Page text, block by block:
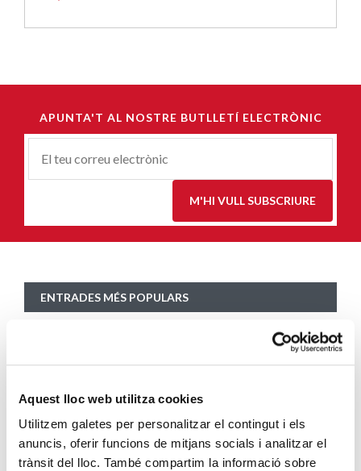
Aquest lloc web utilitza cookies
Utilitzem galetes per personalitzar el contingut i els
anuncis, oferir funcions de mitjans socials i analitzar el
trànsit del lloc. També compartim la informació sobre
APUNTA'T AL NOSTRE BUTLLETÍ ELECTRÒNIC
Correu-
M'HI VULL SUBSCRIURE
ENTRADES MÉS POPULARS
Càritas adequa la seva acció social a les
noves mesures excepcionals generades
SEGUEIX LLEGINT
Descarrega’t el manual de la corona
d’Advent